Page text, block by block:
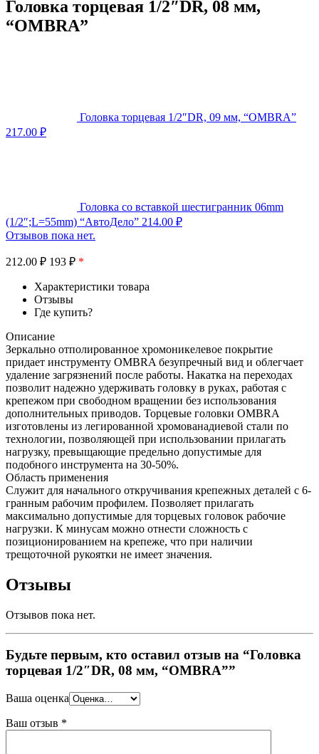
Головка торцевая 1/2″DR, 08 мм,
“OMBRA”
Головка торцевая 1/2″DR, 09 мм, “OMBRA”
217.00 ₽
Головка со вставкой шестигранник 06mm
(1/2″;L=55mm) “АвтоДело” 214.00 ₽
Отзывов пока нет.
212.00 ₽ 193 ₽ *
Характеристики товара
Отзывы
Где купить?
Описание
Зеркально отполированное хромоникелевое покрытие
придает инструменту OMBRA безупречный вид и облегчает
удаление загрязнений после работы. Накатка на переходах
позволит надежно удерживать головку в руках, работая с
крепежом при свободном вращении без использования
дополнительных приводов. Торцевые головки OMBRA
изготовлены из легированной хромованадиевой стали по
технологии, позволяющей при использовании прилагать
нагрузку, превыщающие предельно допустимые для
подобного инструмента на 30-50%.
Область применения
Служит для начального откручивания крепежных деталей с 6-
гранным рабочим профилем. Позволяет прилагать
максимально допустимые для торцевых головок рабочие
нагрузки. К минусам можно отнести сложность с
позиционированием на крепеже, что при наличии
трещоточной рукоятки не имеет значения.
Отзывы
Отзывов пока нет.
Будьте первым, кто оставил отзыв на “Головка
торцевая 1/2″DR, 08 мм, “OMBRA””
Ваша оценка
Ваш отзыв *